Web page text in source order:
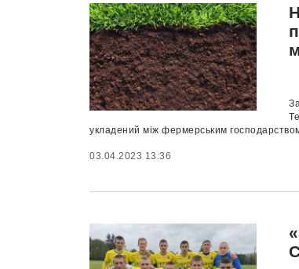
укладений між фермерським
03.04.2023 13:36